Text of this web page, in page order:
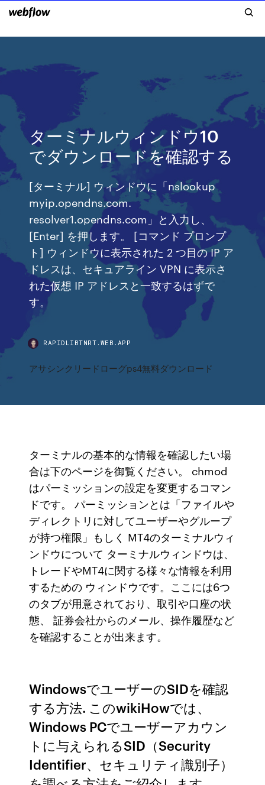
ターミナルウィンドウ10
でダウンロードを確認する
[ターミナル] ウィンドウに「nslookup
myip.opendns.com.
resolver1.opendns.com」と入力し、
[Enter] を押します。 [コマンド プロンプ
ト] ウィンドウに表示された 2 つ目の IP ア
ドレスは、セキュアライン VPN に表示さ
れた仮想 IP アドレスと一致するはずで
す。
RAPIDLIBTNRT.WEB.APP
アサシンクリードローグps4無料ダウンロード
ターミナルの基本的な情報を確認したい場
合は下のページを御覧ください。 chmod
はパーミッションの設定を変更するコマン
ドです。 パーミッションとは「ファイルや
ディレクトリに対してユーザーやグループ
が持つ権限」もしく MT4のターミナルウィ
ンドウについて ターミナルウィンドウは、
トレードやMT4に関する様々な情報を利用
するための ウィンドウです。ここには6つ
のタブが用意されており、取引や口座の状
態、 証券会社からのメール、操作履歴など
を確認することが出来ます。
WindowsでユーザーのSIDを確認
する方法. このwikiHowでは、
Windows PCでユーザーアカウン
トに与えられるSID（Security
Identifier、セキュリティ識別子）